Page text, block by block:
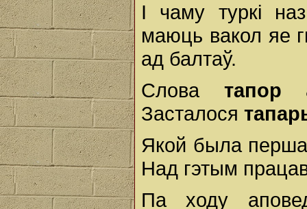
I чаму туркі
маюць вакол яе
ад балтаў.
Слова тапор
Засталося
Якой была
Над гэтым
Па ходу